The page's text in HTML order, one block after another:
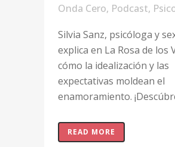
Onda Cero, Podcast,
Silvia Sanz, psicóloga y
explica en La Rosa de los
cómo la idealización y las
expectativas moldean el
enamoramiento.
READ MORE